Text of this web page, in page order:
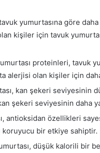
yumurtasına göre
kişiler için tavuk
proteinleri, tavuk
alerjisi olan kişiler için
kan şekeri seviyesinin
şekeri seviyesinin daha
antioksidan özellikleri
koruyucu bir etkiye sahiptir.
düşük kalorili bir